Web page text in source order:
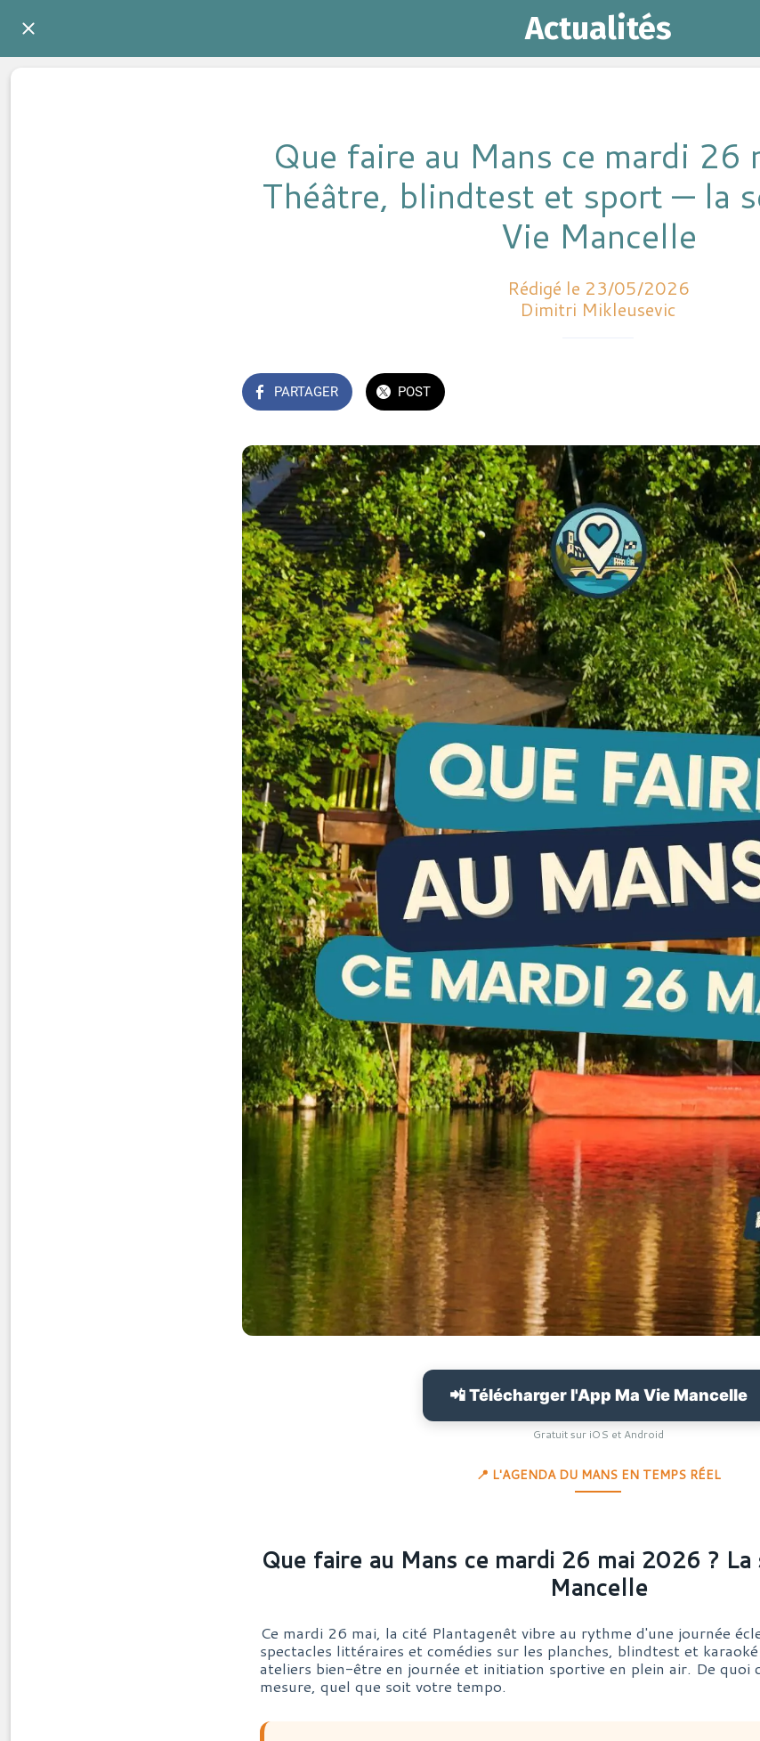
Actualités
Que faire au Mans ce mardi 26
Théâtre, blindtest et sport — la
Vie Mancelle
Rédigé le 23/05/2026
Dimitri Mikleusevic
PARTAGER POST
📲 Télécharger l'App Ma Vie Mancelle
Gratuit sur iOS et Android
📍 L'AGENDA DU MANS EN TEMPS RÉEL
Que faire au Mans ce mardi 26 mai 2026 ?
Mancelle
Ce mardi 26 mai, la cité Plantagenêt vibre au rythme d'une journée
spectacles littéraires et comédies sur les planches, blindtest et
ateliers bien-être en journée et initiation sportive en plein air. De quoi
mesure, quel que soit votre tempo.